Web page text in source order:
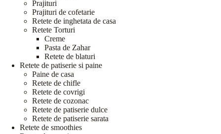
Prajituri
Prajituri de cofetarie
Retete de inghetata de casa
Retete Torturi
Creme
Pasta de Zahar
Retete de blaturi
Retete de patiserie si paine
Paine de casa
Retete de chifle
Retete de covrigi
Retete de cozonac
Retete de patiserie dulce
Retete de patiserie sarata
Retete de smoothies